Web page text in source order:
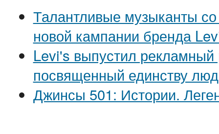
Талантливые музыканты
новой кампании бренда
Levi's выпустил рекламный
посвященный единству
Джинсы 501: Истории.